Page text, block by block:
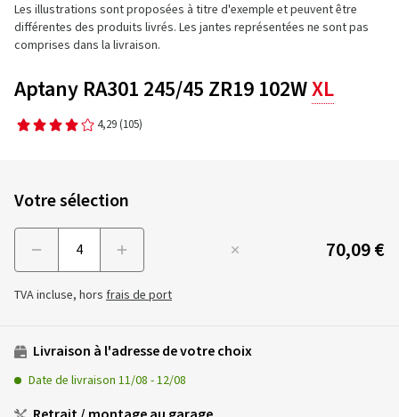
Les illustrations sont proposées à titre d'exemple et peuvent être
différentes des produits livrés. Les jantes représentées ne sont pas
comprises dans la livraison.
Aptany RA301 245/45 ZR19 102WXL
4,29 (105)
Votre sélection
70,09 €
TVA incluse, hors frais de port
Livraison à l'adresse de votre choix
Date de livraison 11/08 -12/08